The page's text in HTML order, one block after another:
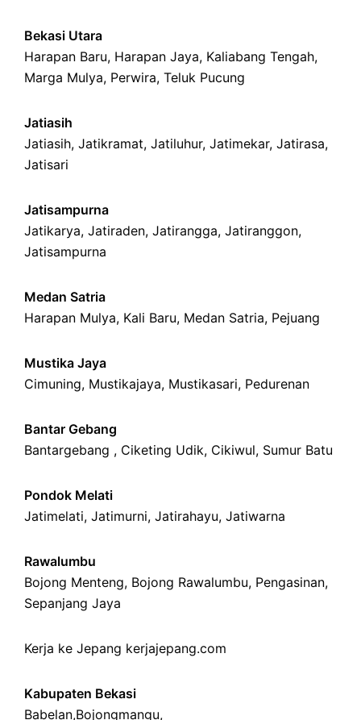
Bekasi Utara
Harapan Baru, Harapan Jaya, Kaliabang Tengah,
Marga Mulya, Perwira, Teluk Pucung
Jatiasih
Jatiasih, Jatikramat, Jatiluhur, Jatimekar, Jatirasa,
Jatisari
Jatisampurna
Jatikarya, Jatiraden, Jatirangga, Jatiranggon,
Jatisampurna
Medan Satria
Harapan Mulya, Kali Baru, Medan Satria, Pejuang
Mustika Jaya
Cimuning, Mustikajaya, Mustikasari, Pedurenan
Bantar Gebang
Bantargebang , Ciketing Udik, Cikiwul, Sumur Batu
Pondok Melati
Jatimelati, Jatimurni, Jatirahayu, Jatiwarna
Rawalumbu
Bojong Menteng, Bojong Rawalumbu, Pengasinan,
Sepanjang Jaya
Kerja ke Jepang kerjajepang.com
Kabupaten Bekasi
Babelan,Bojongmangu,